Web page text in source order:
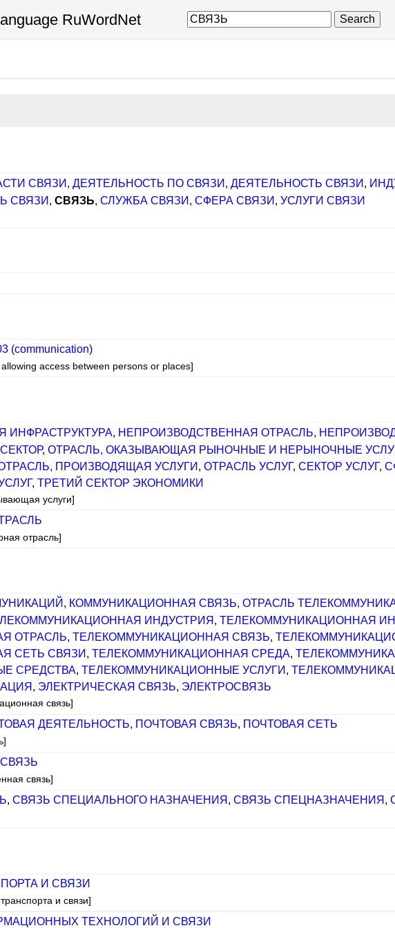
RuWordNet Search
СВЯЗИ , ДЕЯТЕЛЬНОСТЬ ПО СВЯЗИ , ДЕЯТЕЛЬНОСТЬ СВЯЗИ ,
СВЯЗИ ,СВЯЗЬ,СЛУЖБА СВЯЗИ ,СФЕРА СВЯЗИ ,УСЛУГИ СВЯЗИ
(communication)
access between persons or places]
ИНФРАСТРУКТУРА, НЕПРОИЗВОДСТВЕННАЯ ОТРАСЛЬ,
,ОТРАСЛЬ, ОКАЗЫВАЮЩАЯ РЫНОЧНЫЕ И НЕРЫНОЧНЫЕ
ПРОИЗВОДЯЩАЯ УСЛУГИ ,ОТРАСЛЬ УСЛУГ,СЕКТОР УСЛУГ,
,ТРЕТИЙ СЕКТОР ЭКОНОМИКИ
услуги]
отрасль]
, КОММУНИКАЦИОННАЯ СВЯЗЬ, ОТРАСЛЬ
ИНДУСТРИЯ ,ТЕЛЕКОММУНИКАЦИОННАЯ
ОТРАСЛЬ,ТЕЛЕКОММУНИКАЦИОННАЯ СВЯЗЬ,
СЕТЬ СВЯЗИ ,ТЕЛЕКОММУНИКАЦИОННАЯ СРЕДА,
СРЕДСТВА,ТЕЛЕКОММУНИКАЦИОННЫЕ УСЛУГИ ,
, ЭЛЕКТРИЧЕСКАЯ СВЯЗЬ, ЭЛЕКТРОСВЯЗЬ
связь]
ДЕЯТЕЛЬНОСТЬ, ПОЧТОВАЯ СВЯЗЬ, ПОЧТОВАЯ СЕТЬ
связь]
, СВЯЗЬ СПЕЦИАЛЬНОГО НАЗНАЧЕНИЯ , СВЯЗЬ СПЕЦНАЗНАЧЕНИЯ ,
И СВЯЗИ
и связи]
ТЕХНОЛОГИЙ И СВЯЗИ